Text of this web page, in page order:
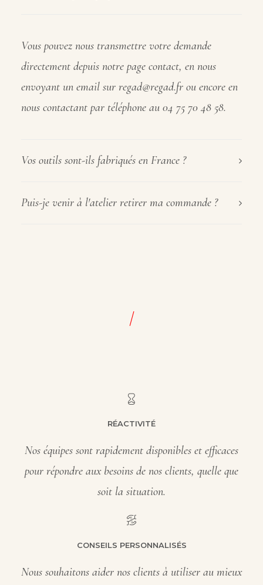
Vous pouvez nous transmettre votre demande
directement depuis notre page contact, en nous
envoyant un email sur regad@regad.fr ou encore en
nous contactant par téléphone au 04 75 70 48 58.
Vos outils sont-ils fabriqués en France ?
Puis-je venir à l'atelier retirer ma commande ?
/
RÉACTIVITÉ
Nos équipes sont rapidement disponibles et efficaces
pour répondre aux besoins de nos clients, quelle que
soit la situation.
CONSEILS PERSONNALISÉS
Nous souhaitons aider nos clients à utiliser au mieux